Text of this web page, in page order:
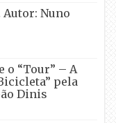
Nuno
o “Tour” – A
pela
Dinis